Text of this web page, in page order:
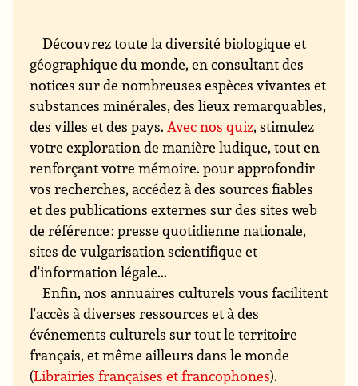
Découvrez toute la diversité biologique et
géographique du monde, en consultant des
notices sur de nombreuses espèces vivantes et
substances minérales, des lieux remarquables,
des villes et des pays. Avec nos quiz, stimulez
votre exploration de manière ludique, tout en
renforçant votre mémoire. pour approfondir
vos recherches, accédez à des sources fiables
et des publications externes sur des sites web
de référence : presse quotidienne nationale,
sites de vulgarisation scientifique et
d'information légale...
Enfin, nos annuaires culturels vous facilitent
l'accès à diverses ressources et à des
événements culturels sur tout le territoire
français, et même ailleurs dans le monde
(Librairies françaises et francophones).